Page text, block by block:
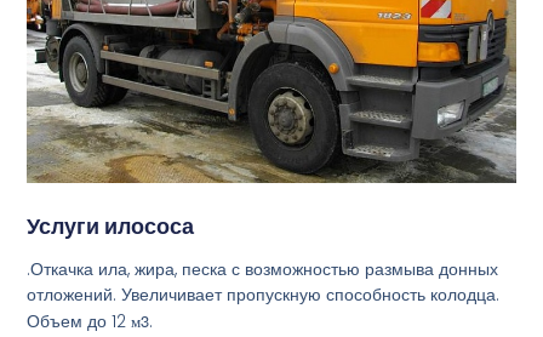
Услуги илососа
.Откачка ила, жира, песка с возможностью размыва донных
отложений. Увеличивает пропускную способность колодца.
Объем до 12м3.